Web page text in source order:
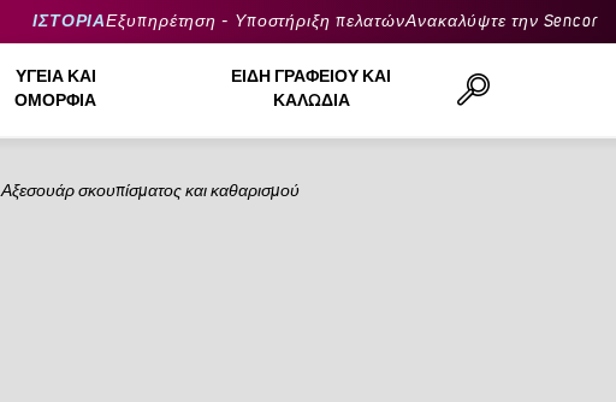
ΙΣΤΟΡΙΑΕξυπηρέτηση - Υποστήριξη πελατώνΑνακαλύψτε την Sencor
ΥΓΕΊΑ ΚΑΙ
ΟΜΟΡΦΙΆ
ΕΊΔΗ ΓΡΑΦΕΊΟΥ ΚΑΙ
ΚΑΛΏΔΙΑ
Αξεσουάρ σκουπίσματος και καθαρισμού